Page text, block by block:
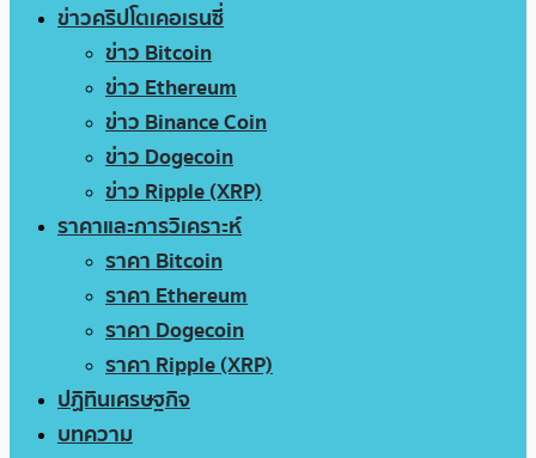
ข่าวคริปโตเคอเรนซี่
ข่าว Bitcoin
ข่าว Ethereum
ข่าว Binance Coin
ข่าว Dogecoin
ข่าว Ripple (XRP)
ราคาและการวิเคราะห์
ราคา Bitcoin
ราคา Ethereum
ราคา Dogecoin
ราคา Ripple (XRP)
ปฏิทินเศรษฐกิจ
บทความ